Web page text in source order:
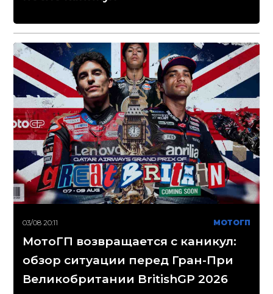
03/08 20:11 МОТОГП
МотоГП возвращается с каникул:
обзор ситуации перед Гран-При
Великобритании BritishGP 2026